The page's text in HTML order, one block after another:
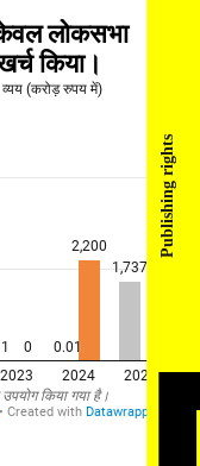
Publishing rights